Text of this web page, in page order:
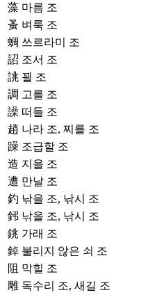
藻 마름 조
蚤 벼룩 조
蜩 쓰르라미 조
詔 조서 조
誂 꾈 조
調 고를 조
譟 떠들 조
趙 나라 조, 찌를 조
躁 조급할 조
造 지을 조
遭 만날 조
釣 낚을 조, 낚시 조
鈟 낚을 조, 낚시 조
銚 가래 조
鋽 불리지 않은 쇠 조
阻 막힐 조
雕 독수리 조, 새길 조